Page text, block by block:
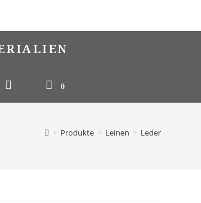
0
> Produkte > Leinen > Leder